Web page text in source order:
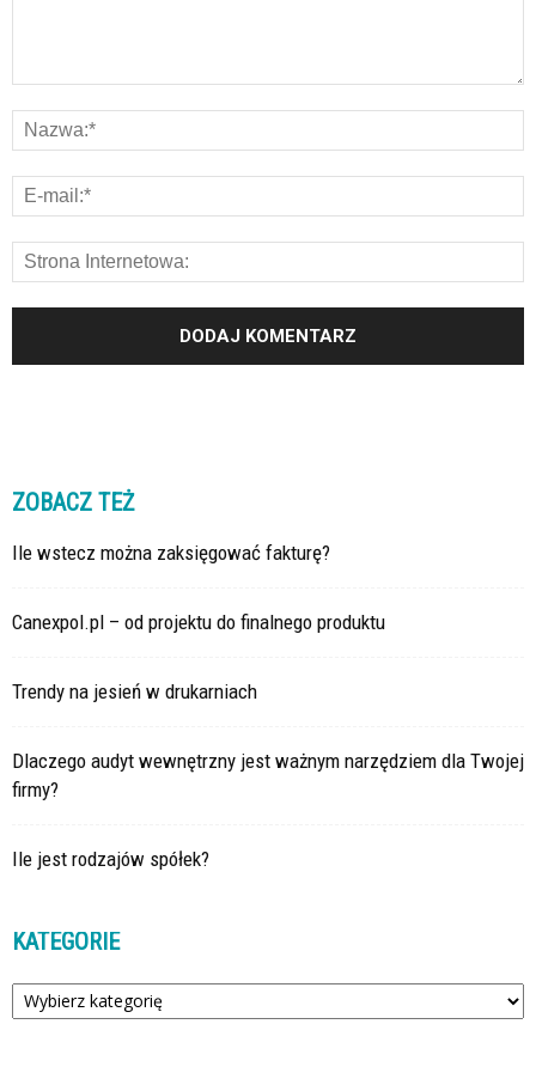
ZOBACZ TEŻ
Ile wstecz można zaksięgować fakturę?
Canexpol.pl – od projektu do finalnego produktu
Trendy na jesień w drukarniach
Dlaczego audyt wewnętrzny jest ważnym narzędziem dla Twojej
firmy?
Ile jest rodzajów spółek?
KATEGORIE
Kategorie